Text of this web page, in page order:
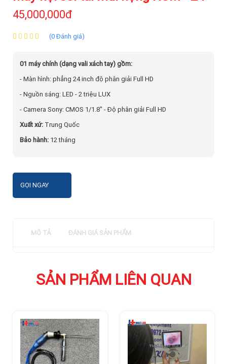
45,000,000đ
(0 Đánh giá)
01 máy chính (dạng vali xách tay) gồm:
- Màn hình: phẳng 24 inch độ phân giải Full HD
- Nguồn sáng: LED - 2 triệu LUX
- Camera Sony:CMOS 1/1.8" - Độ phân giải Full HD
Xuất xứ: Trung Quốc
Bảo hành: 12 tháng
GỌI NGAY
MÔ TẢ ĐÁNH GIÁ SẢN PHẨM
SẢN PHẨM LIÊN QUAN